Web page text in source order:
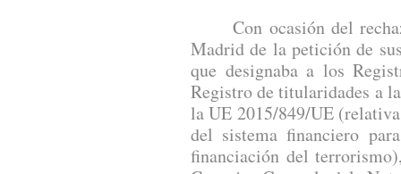
Con ocasión del
Madrid de la petición de
que designaba a los
Registro de titularidades a
la UE 2015/849/UE
del sistema financiero
financiación del